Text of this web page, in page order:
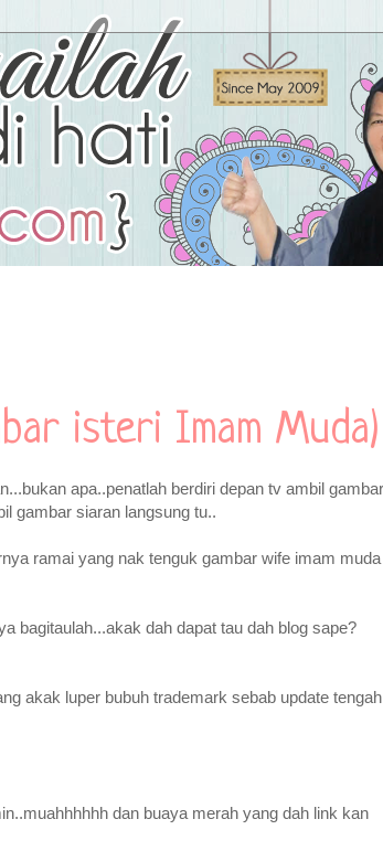
isteri Imam Muda)
apa..penatlah berdiri depan tv ambil
gambar siaran langsung tu..
ramai yang nak tenguk gambar wife imam
bagitaulah...akak dah dapat tau dah blog sape?
akak luper bubuh trademark sebab update tengah
dan buaya merah yang dah link kan